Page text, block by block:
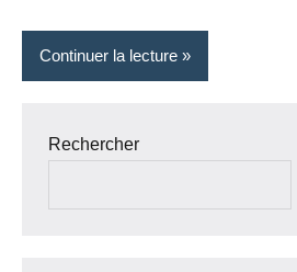
Continuer la lecture
Rechercher